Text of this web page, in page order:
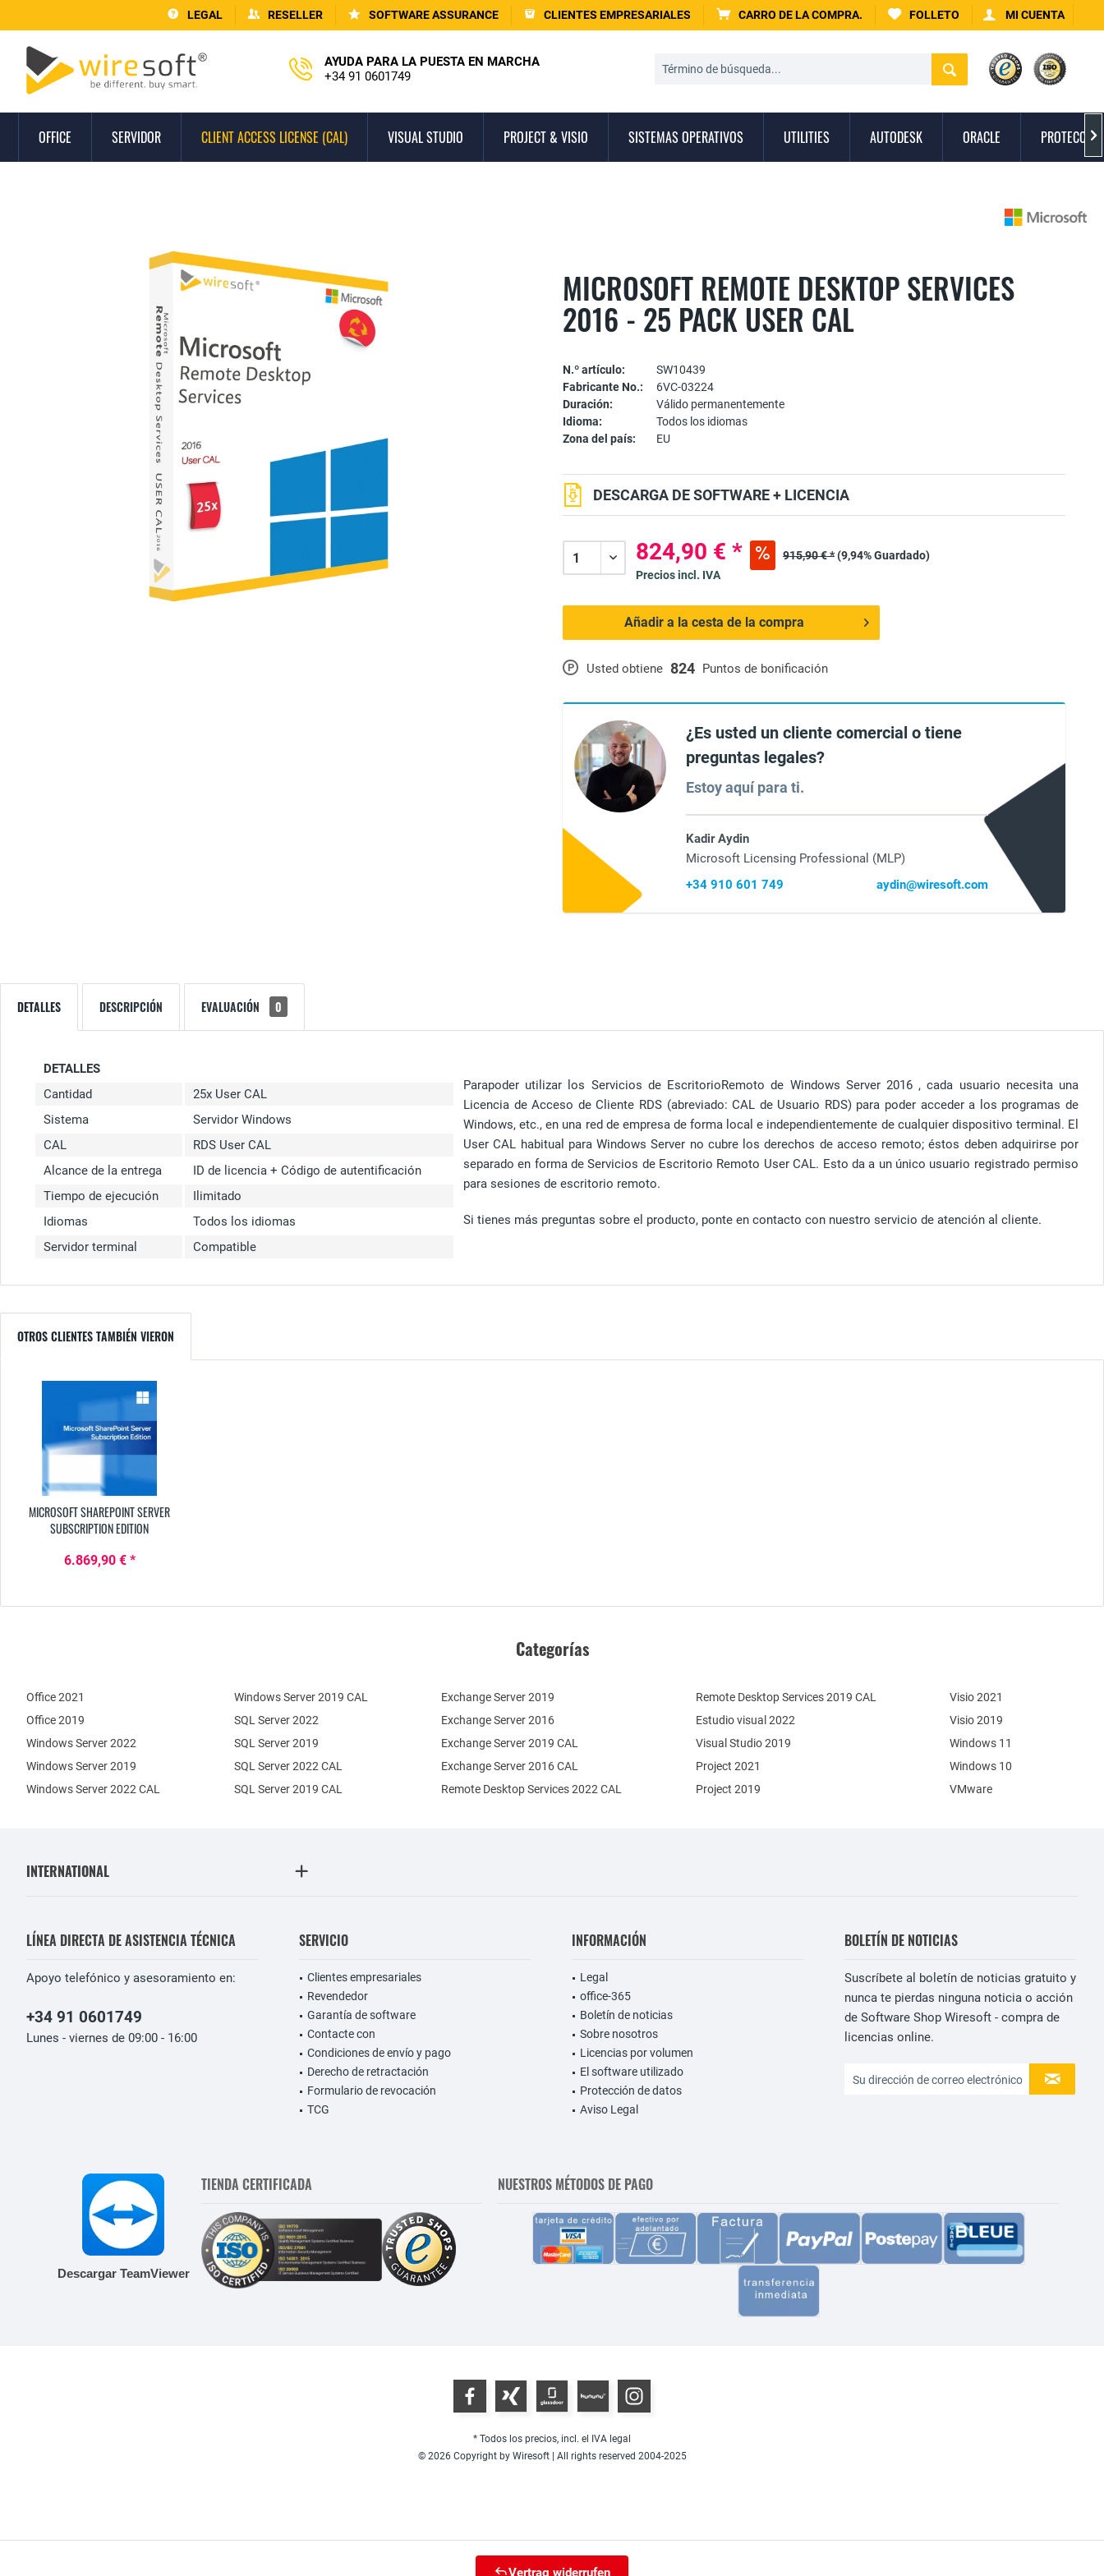
LEGAL RESELLER SOFTWARE ASSURANCE CLIENTES EMPRESARIALES CARRO DE LA COMPRA. FOLLETO MI CUENTA
AYUDA PARA LA PUESTA EN MARCHA
+34 91 0601749
OFFICE SERVIDOR CLIENT ACCESS LICENSE (CAL) VISUAL STUDIO PROJECT & VISIO SISTEMAS OPERATIVOS UTILITIES AUTODESK ORACLE 
MICROSOFT REMOTE DESKTOP SERVICES
2016 - 25 PACK USER CAL
N.º artículo:
SW10439
Fabricante No.:
6VC-03224
Duración:
Válido permanentemente
Idioma:
Todos los idiomas
Zona del país:
EU
P Usted obtiene 824 Puntos de bonificación
DESCARGA DE SOFTWARE + LICENCIA
824,90 € * 915,90 € *(9,94% Guardado)
Precios incl. IVA
Añadir a la cesta de la compra
¿Es usted un cliente comercial o tiene
preguntas legales?
Estoy aquí para ti.
Kadir Aydin
Microsoft Licensing Professional (MLP)
+34 910 601 749
aydin@wiresoft.com
DETALLES DESCRIPCIÓN EVALUACIÓN 0
DETALLES
Cantidad
25x User CAL
Sistema
Servidor Windows
CAL
RDS User CAL
Alcance de la entrega
ID de licencia + Código de autentificación
Tiempo de ejecución
Ilimitado
Idiomas
Todos los idiomas
Servidor terminal
Compatible
Parapoder utilizar los Servicios de EscritorioRemoto de Windows Server 2016, cada usuario necesita una
Licencia de Acceso de Cliente RDS (abreviado: CAL de Usuario RDS) para poder acceder a los programas de
Windows, etc., en una red de empresa de forma local e independientemente de cualquier dispositivo terminal. El
User CAL habitual para Windows Server no cubre los derechos de acceso remoto; éstos deben adquirirse por
separado en forma de Servicios de Escritorio Remoto User CAL. Esto da a un único usuario registrado permiso
para sesiones de escritorio remoto.
Si tienes más preguntas sobre el producto, ponte en contacto con nuestro servicio de atención al cliente.
OTROS CLIENTES TAMBIÉN VIERON
MICROSOFT SHAREPOINT SERVER
SUBSCRIPTION EDITION
6.869,90 € *
Categorías
Office 2021
Office 2019
Windows Server 2022
Windows Server 2019
Exchange Server 2019
Exchange Server 2016
SQL Server 2022
SQL Server 2019
Windows Server 2022 CAL
Windows Server 2019 CAL
SQL Server 2022 CAL
SQL Server 2019 CAL
Remote Desktop Services 2022 CAL
Remote Desktop Services 2019 CAL
Exchange Server 2019 CAL
Exchange Server 2016 CAL
Estudio visual 2022
Visual Studio 2019
Project 2021
Project 2019
Visio 2021
Visio 2019
Windows 11
Windows 10
VMware
INTERNATIONAL
LÍNEA DIRECTA DE ASISTENCIA TÉCNICA
Apoyo telefónico y asesoramiento en:
+34 91 0601749
Lunes - viernes de 09:00 - 16:00
SERVICIO
Clientes empresariales
Revendedor
Garantía de software
Contacte con
Condiciones de envío y pago
Derecho de retractación
Formulario de revocación
TCG
INFORMACIÓN
Legal
office-365
Boletín de noticias
Sobre nosotros
Licencias por volumen
El software utilizado
Protección de datos
Aviso Legal
BOLETÍN DE NOTICIAS
Suscríbete al boletín de noticias gratuito y
nunca te pierdas ninguna noticia o acción
de Software Shop Wiresoft - compra de
licencias online.
Descargar TeamViewer
TIENDA CERTIFICADA NUESTROS MÉTODOS DE PAGO
* Todos los precios, incl. el IVA legal
© 2026 Copyright by Wiresoft | All rights reserved 2004-2025
Vertrag widerrufen